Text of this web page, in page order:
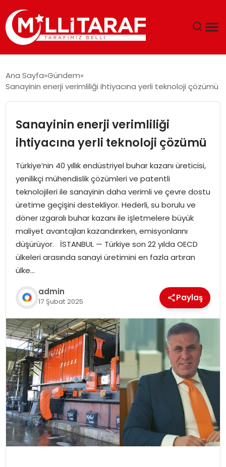
ÖZEL SAYFALAR
TEKNOLOJI
EKONOMI
SPOR
SIYASET
MAGAZIN
Ana Sayfa Gündem
Sanayinin enerji verimliliği ihtiyacına yerli teknoloji çözümü
Sanayinin enerji verimliliği
ihtiyacına yerli teknoloji çözümü
Türkiye’nin 40 yıllık endüstriyel buhar kazanı üreticisi,
yenilikçi mühendislik çözümleri ve patentli
teknolojileri ile sanayinin daha verimli ve çevre dostu
üretime geçişini destekliyor. Hederli, su borulu ve
döner ızgaralı buhar kazanı ile işletmelere büyük
maliyet avantajları kazandırırken, emisyonlarını
düşürüyor. İSTANBUL — Türkiye son 22 yılda OECD
ülkeleri arasında sanayi üretimini en fazla artıran
ülke…
admin
17 Şubat 2025 Paylaş